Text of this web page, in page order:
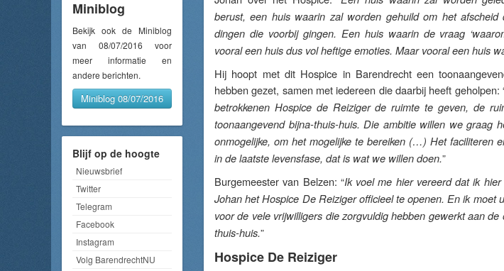
Miniblog
Bekijk ook de Miniblog
van 08/07/2016 voor
meer informatie en
andere berichten.
Miniblog 08/07/2016
Blijf op de hoogte
Nieuwsbrief
Twitter
Telegram
Facebook
Instagram
Volg BarendrechtNU
berust, een huis waarin zal worden gehuild om het
dingen die voorbij gingen. Een huis waarin de vraag
vooral een huis dus vol heftige emoties. Maar vooral een huis
Hij hoopt met dit Hospice in Barendrecht een
hebben gezet, samen met iedereen die daarbij heeft geholpen:
betrokkenen Hospice de Reiziger de ruimte te geven, de
toonaangevend bijna-thuis-huis. Die ambitie willen we graag
onmogelijke, om het mogelijke te bereiken (…) Het faciliteren
in de laatste levensfase, dat is wat we willen doen.”
Burgemeester van Belzen: “Ik voel me hier vereerd dat ik hier
Johan het Hospice De Reiziger officieel te openen. En ik moet
voor de vele vrijwilligers die zorgvuldig hebben gewerkt aan
thuis-huis.”
Hospice De Reiziger